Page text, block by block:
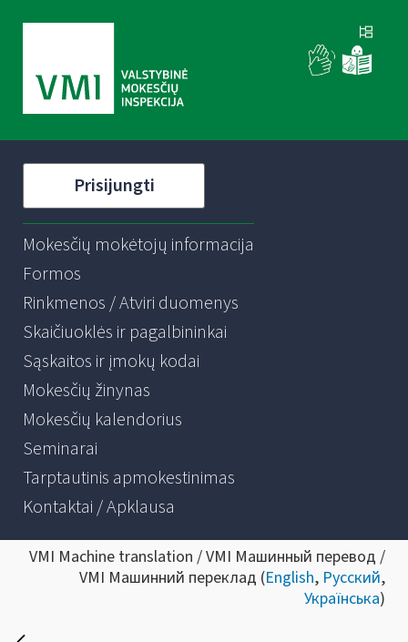
Prisijungti
Mokesčių mokėtojų informacija
Formos
Rinkmenos / Atviri duomenys
Skaičiuoklės ir pagalbininkai
Sąskaitos ir įmokų kodai
Mokesčių žinynas
Mokesčių kalendorius
Seminarai
Tarptautinis apmokestinimas
Kontaktai / Apklausa
VMI Machine translation / VMI Машинный перевод /
VMI Машинний переклад (English, Русский,
Українська)